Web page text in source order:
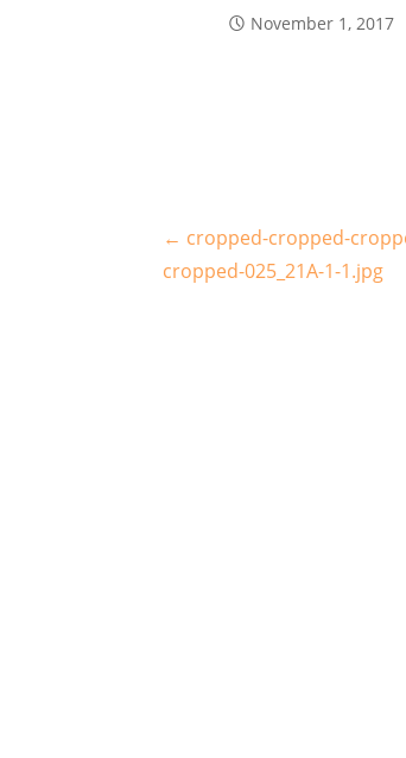
November 1, 2017
← cropped-cropped-
cropped-025_21A-1-1.jpg